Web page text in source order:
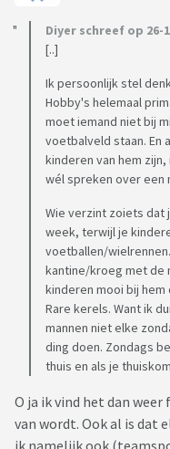
Diyer schreef op 26-
[..]
Ik persoonlijk stel
Hobby's helemaal
moet iemand niet bij
voetbalveld staan. En
kinderen van hem
wél spreken over een
Wie verzint zoiets dat
week, terwijl je
voetballen/
kantine/kroeg met de
kinderen mooi bij
Rare kerels. Want ik
mannen niet elke
ding doen. Zondags
thuis en als je
O ja ik vind het dan
van wordt. Ook al is dat